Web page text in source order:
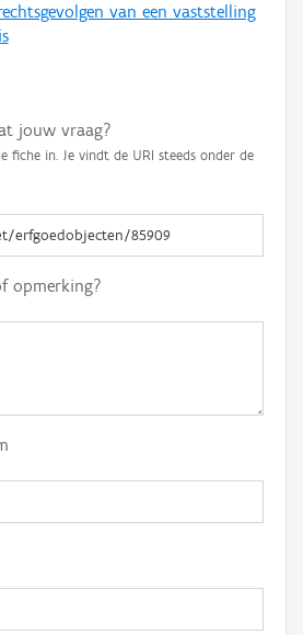
van een vaststelling
jouw vraag?
fiche in. Je vindt de URI steeds onder de
opmerking?